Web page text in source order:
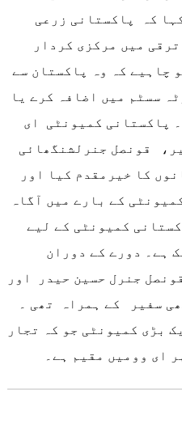
کہ پاکستانی زرعی
میں مرکزی کردار
چاہیے کہ وہ پاکستان سے
سسٹم میں اضافہ کرے یا
پاکستانی کمیونٹی ای
قونصل جنرلشنگھائی
کا خیرمقدم کیا اور
کے بارے میں آگاہ
کمیونٹی کے لیے
ہے۔ دورے کے دوران
جنرل حسین حیدر اور
سفیر کے ہمراہ تھی ۔
بڑی کمیونٹی جو کہ تجار
ای وومیں مقیم ہے۔